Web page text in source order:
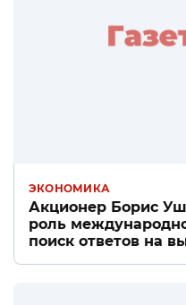
ЭКОНОМИКА
Акционер Борис
роль
поиск ответов на